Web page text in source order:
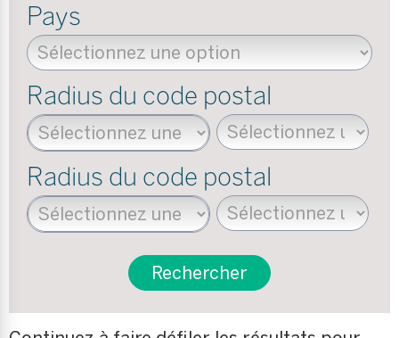
Pays
Radius du code postal
Radius du code postal
Rechercher